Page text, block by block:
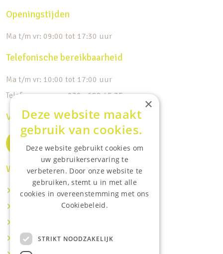
Openingstijden
Ma t/m vr: 09:00 tot 17:30 uur
Telefonische bereikbaarheid
Ma t/m vr: 10:00 tot 17:00 uur
Telefoonnummer: 030 - 688 45 35
Volg ons op de socials
Waar wij o.a actief zijn:
Makelaar IJsselstein
Makelaar Utrecht
Makelaar Houten
×
Deze website maakt
gebruik van cookies.
Deze website gebruikt cookies om
uw gebruikerservaring te
verbeteren. Door onze website te
gebruiken, stemt u in met alle
cookies in overeenstemming met ons
Cookiebeleid.
STRIKT NOODZAKELIJK